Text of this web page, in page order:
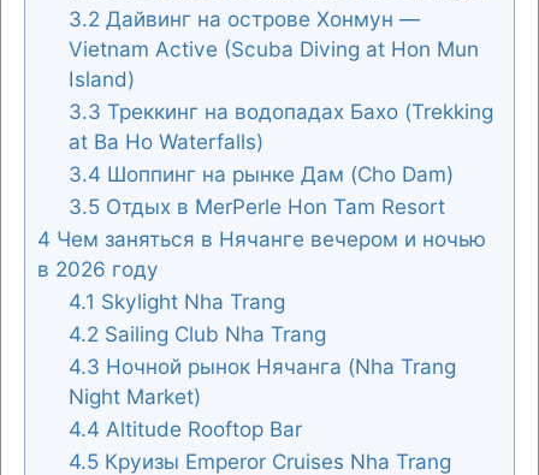
3.2 Дайвинг на острове Хонмун —
Vietnam Active (Scuba Diving at Hon Mun
Island)
3.3 Треккинг на водопадах Бахо (Trekking
at Ba Ho Waterfalls)
3.4 Шоппинг на рынке Дам (Cho Dam)
3.5Отдых в MerPerle Hon Tam Resort
4 Чем заняться в Нячанге вечером и ночью
в 2026 году
4.1 Skylight Nha Trang
4.2 Sailing Club Nha Trang
4.3 Ночной рынок Нячанга (Nha Trang
Night Market)
4.4 Altitude Rooftop Bar
4.5Круизы Emperor Cruises Nha Trang